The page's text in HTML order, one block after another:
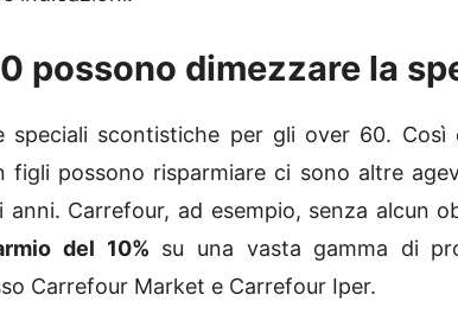
possono dimezzare la
speciali scontistiche per gli over 60. Così
possono risparmiare ci sono altre
Carrefour, ad esempio, senza alcun
del 10% su una vasta gamma di
Carrefour Market e Carrefour Iper.